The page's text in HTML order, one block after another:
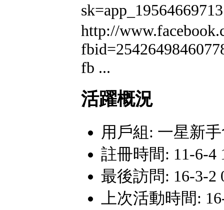
http://
fb ...
活躍概況
用戶組: 一星新
註冊時間: 11-6-4
最後訪問: 16-3-2
上次活動時間: